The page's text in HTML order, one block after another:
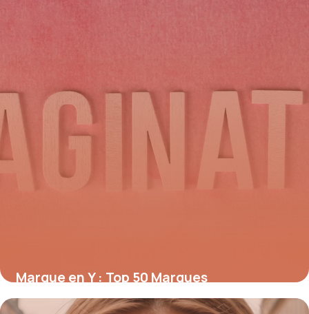
Marque en Y : Top 50 Marques
Commençant par Y